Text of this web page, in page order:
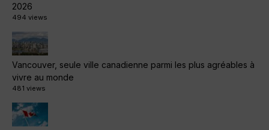
2026
494 views
Vancouver, seule ville canadienne parmi les plus agréables à
vivre au monde
481 views